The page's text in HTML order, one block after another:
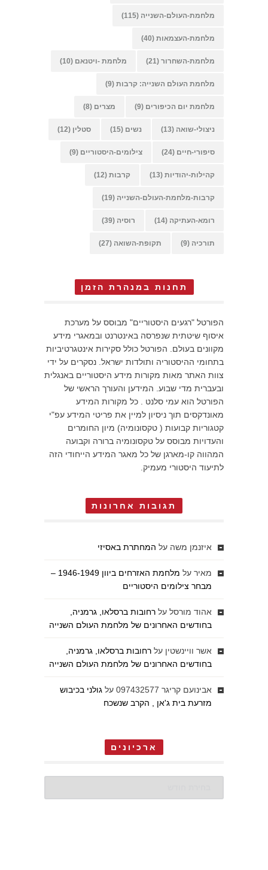
מלחמת-העולם-השנייה (115)
מלחמת-העצמאות (40)
מלחמת-השחרור (21) מלחמת -ויטנאם (10)
מלחמת העולם השנייה: קרבות (9)
מלחמת יום הכיפורים (9) מצרים (8)
ניצולי-שואה (13) נשים (15) סטלין (12)
סיפורי-חיים (24) צילומים-היסטוריים (9)
קהילות-יהודיות (13) קרבות (12)
קרבות-מלחמת-העולם-השנייה (19)
רומא-העתיקה (14) רוסיה (39)
תורכיה (9) תקופת-השואה (27)
תחנות במנהרת הזמן
הפורטל "רגעים היסטוריים" מבוסס על מערכת
איסוף שיטתית שנפרסה באינטרנט ובמאגרי מידע
מקוונים בעולם. הפורטל כולל סקירות אינטגרטיביות
בתחומי ההיסטוריה ותולדות ישראל. נסקרים על ידי
צוות האתר מאות מקורות מידע היסטוריים באנגלית
ובעברית מדי שבוע. המידען והעורך הראשי של
הפורטל הוא עמי סלנט . כל מקורות המידע
מאונדקסים תוך ניסיון למיין את פריטי המידע עפ"י
קטגוריות קבועות ( טקסונומיה) מיון החומרים
והעדויות מבוסס על טקסונומיה ברורה וקבועה
המהווה קו-מארגן של כל מאגר המידע הייחודי הזה
לתיעוד היסטורי מעמיק.
תגובות אחרונות
איזנמן משה על המחתרת באסיזי
מאיר על
מלחמת האזרחים ביוון 1946-1949 –
מבחר צילומים היסטוריים
אהוד מורסל על רחובות ברסלאו, גרמניה,
בחודשים האחרונים של מלחמת העולם השנייה
אשר וויינשטין על רחובות ברסלאו, גרמניה,
בחודשים האחרונים של מלחמת העולם השנייה
אבינועם קריגר 097432577 על גולני בכיבוש
מזרעת בית ג'אן , הקרב שנשכח
ארכיונים